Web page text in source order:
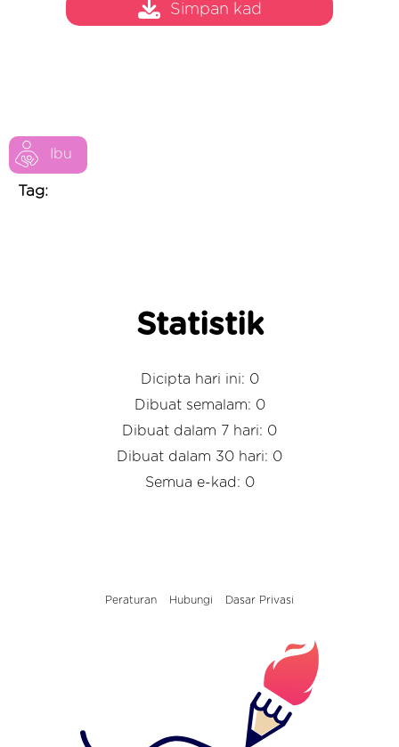
Ibu
Tag:
Simpan kad
Statistik
Dicipta hari ini: 0
Dibuat semalam: 0
Dibuat dalam 7 hari: 0
Dibuat dalam 30 hari: 0
Semua e-kad: 0
Peraturan Hubungi Dasar Privasi